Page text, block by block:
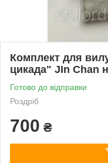
Комплект для
цикада" JIn Chan
Готово до відправки
Роздріб
700 ₴